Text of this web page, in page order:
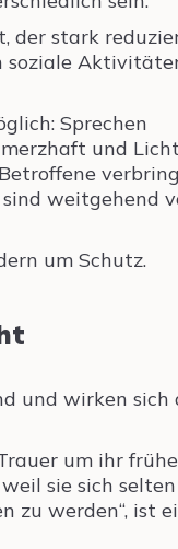
der stark
soziale
Sprechen
und Licht
weitgehend
um Schutz.
und wirken sich
um ihr
sie sich selten
zu werden“, ist